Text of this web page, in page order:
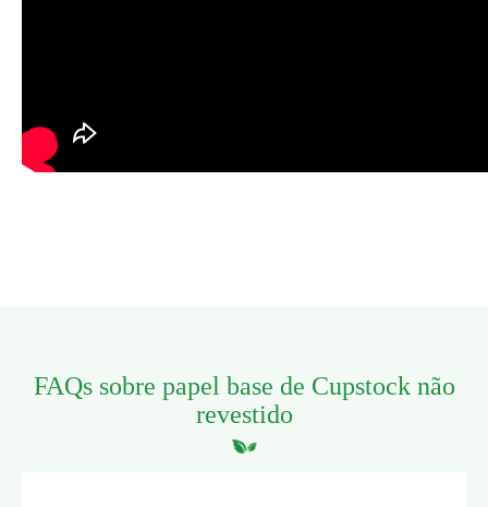
FAQs sobre papel base de Cupstock não
revestido